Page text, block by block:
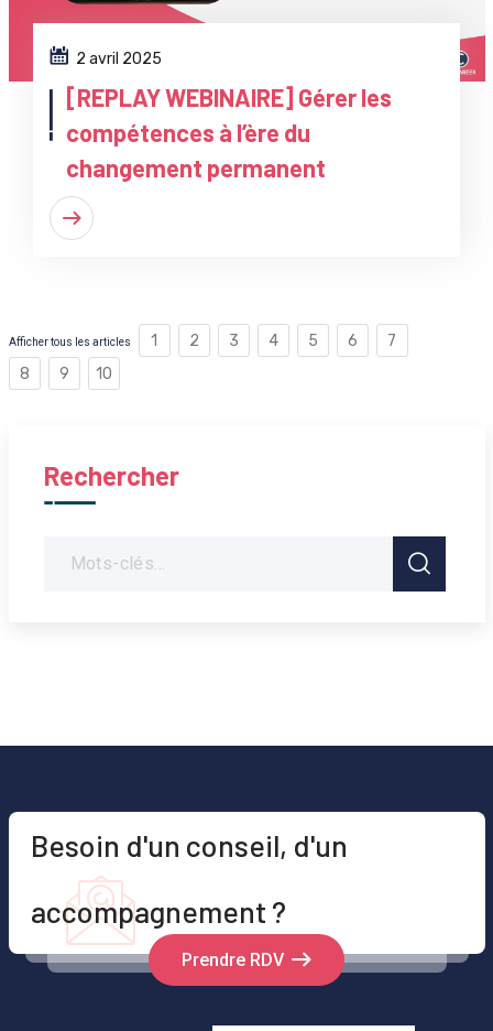
2 avril 2025
[REPLAY WEBINAIRE] Gérer les
compétences à l’ère du
changement permanent
Afficher tous les articles 1 2 3 4 5 6
7
8
9 10
Rechercher
Besoin d'un conseil, d'un
accompagnement ?
Prendre RDV